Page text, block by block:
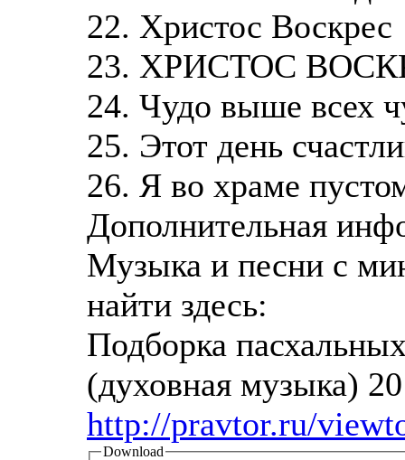
22. Христос Воскрес
23. ХРИСТОС
24. Чудо выше всех
25. Этот день
26. Я во храме
Дополнительная
Музыка и песни с
найти здесь:
Подборка
(духовная музыка)
http://pravtor.ru/
Download